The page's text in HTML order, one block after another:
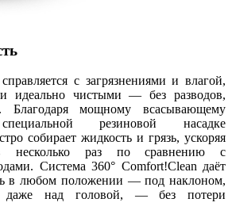
с загрязнениями и влагой,
идеально чистыми — без разводов,
Благодаря мощному всасывающему
резиновой насадке
собирает жидкость и грязь, ускоряя
несколько раз по сравнению с
Система 360° Comfort!Clean даёт
в любом положении — под наклоном,
даже над головой, — без потери